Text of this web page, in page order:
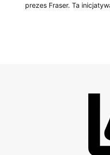
prezes Fraser. Ta